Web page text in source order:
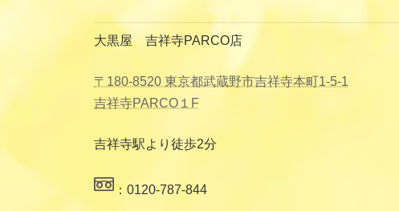
大黒屋 吉祥寺PARCO店
〒180-8520 東京都武蔵野市吉祥寺本町1-5-1
吉祥寺PARCO１F
吉祥寺駅より徒歩2分
：0120-787-844